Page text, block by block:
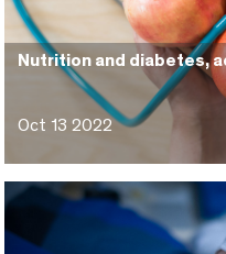
Nutrition and diabetes,
Oct 13 2022